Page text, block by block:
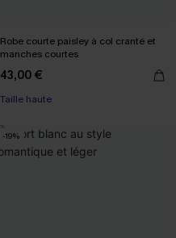
Robe courte paisley à col cranté et
manches courtes
43,00 €
Taille haute
-19%